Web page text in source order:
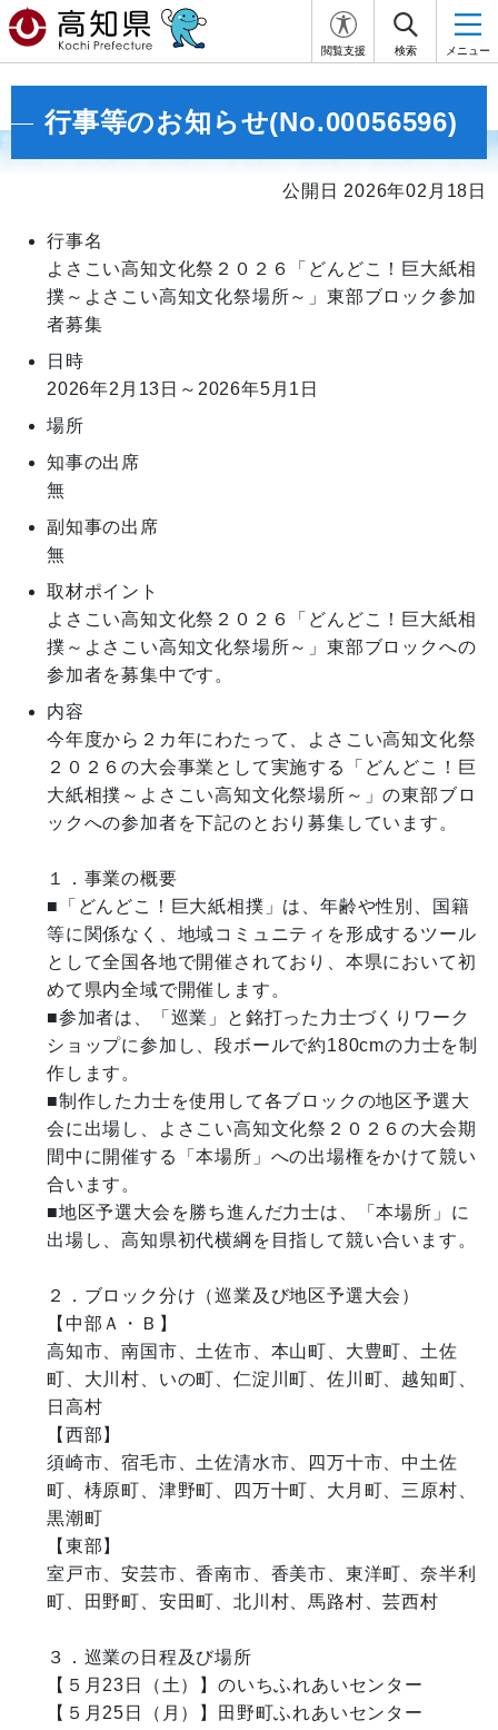
閲覧支援 検索 メニュー
行事等のお知らせ(No.00056596)
公開日 2026年02月18日
行事名
よさこい高知文化祭２０２６「どんどこ！巨大紙相
撲～よさこい高知文化祭場所～」東部ブロック参加
者募集
日時
2026年2月13日～2026年5月1日
場所
知事の出席
無
副知事の出席
無
取材ポイント
よさこい高知文化祭２０２６「どんどこ！巨大紙相
撲～よさこい高知文化祭場所～」東部ブロックへの
参加者を募集中です。
内容
今年度から２カ年にわたって、よさこい高知文化祭
２０２６の大会事業として実施する「どんどこ！巨
大紙相撲～よさこい高知文化祭場所～」の東部ブロ
ックへの参加者を下記のとおり募集しています。
１．事業の概要
■「どんどこ！巨大紙相撲」は、年齢や性別、国籍
等に関係なく、地域コミュニティを形成するツール
として全国各地で開催されており、本県において初
めて県内全域で開催します。
■参加者は、「巡業」と銘打った力士づくりワーク
ショップに参加し、段ボールで約180cmの力士を制
作します。
■制作した力士を使用して各ブロックの地区予選大
会に出場し、よさこい高知文化祭２０２６の大会期
間中に開催する「本場所」への出場権をかけて競い
合います。
■地区予選大会を勝ち進んだ力士は、「本場所」に
出場し、高知県初代横綱を目指して競い合います。
２．ブロック分け（巡業及び地区予選大会）
【中部Ａ・Ｂ】
高知市、南国市、土佐市、本山町、大豊町、土佐
町、大川村、いの町、仁淀川町、佐川町、越知町、
日高村
【西部】
須崎市、宿毛市、土佐清水市、四万十市、中土佐
町、梼原町、津野町、四万十町、大月町、三原村、
黒潮町
【東部】
室戸市、安芸市、香南市、香美市、東洋町、奈半利
町、田野町、安田町、北川村、馬路村、芸西村
３．巡業の日程及び場所
【５月23日（土）】のいちふれあいセンター
【５月25日（月）】田野町ふれあいセンター